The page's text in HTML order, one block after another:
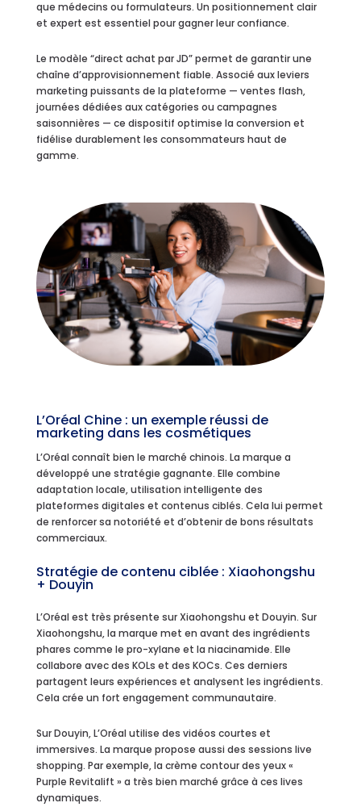
que médecins ou formulateurs. Un positionnement clair
et expert est essentiel pour gagner leur confiance.
Le modèle “direct achat par JD” permet de garantir une
chaîne d’approvisionnement fiable. Associé aux leviers
marketing puissants de la plateforme — ventes flash,
journées dédiées aux catégories ou campagnes
saisonnières — ce dispositif optimise la conversion et
fidélise durablement les consommateurs haut de
gamme.
L’Oréal Chine : un exemple réussi de
marketing dans les cosmétiques
L’Oréal connaît bien le marché chinois. La marque a
développé une stratégie gagnante. Elle combine
adaptation locale, utilisation intelligente des
plateformes digitales et contenus ciblés. Cela lui permet
de renforcer sa notoriété et d’obtenir de bons résultats
commerciaux.
Stratégie de contenu ciblée : Xiaohongshu
+ Douyin
L’Oréal est très présente sur Xiaohongshu et Douyin. Sur
Xiaohongshu, la marque met en avant des ingrédients
phares comme le pro-xylane et la niacinamide. Elle
collabore avec des KOLs et des KOCs. Ces derniers
partagent leurs expériences et analysent les ingrédients.
Cela crée un fort engagement communautaire.
Sur Douyin, L’Oréal utilise des vidéos courtes et
immersives. La marque propose aussi des sessions live
shopping. Par exemple, la crème contour des yeux «
Purple Revitalift » a très bien marché grâce à ces lives
dynamiques.